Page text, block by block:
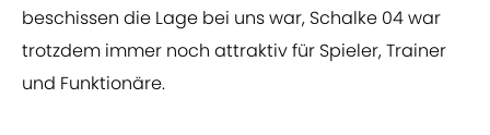
beschissen die Lage bei uns war, Schalke 04 war
trotzdem immer noch attraktiv für Spieler, Trainer
und Funktionäre.